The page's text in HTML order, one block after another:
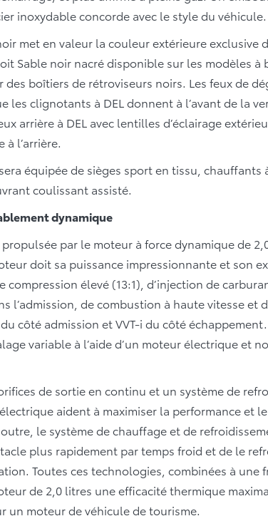
inoxydable concorde avec le style du véhicule.
met en valeur la couleur extérieure exclusive
Sable noir nacré disponible sur les modèles à
boîtiers de rétroviseurs noirs. Les feux de
les clignotants à DEL donnent à l’avant de la
arrière à DEL avec lentilles d’éclairage
l’arrière.
équipée de sièges sport en tissu, chauffants
coulissant assisté.
dynamique
par le moteur à force dynamique de
doit sa puissance impressionnante et son
compression élevé (13:1), d’injection de
l’admission, de combustion à haute vitesse et
côté admission et VVT-i du côté échappement.
variable à l’aide d’un moteur électrique et
de sortie en continu et un système de
aident à maximiser la performance et
le système de chauffage et de
plus rapidement par temps froid et de le
Toutes ces technologies, combinées à une
de 2,0 litres une efficacité thermique
un moteur de véhicule de tourisme.